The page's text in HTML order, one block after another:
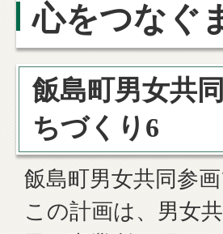
心をつなぐ
飯島町男女共
ちづくり6
飯島町男女共同参
この計画は、男女